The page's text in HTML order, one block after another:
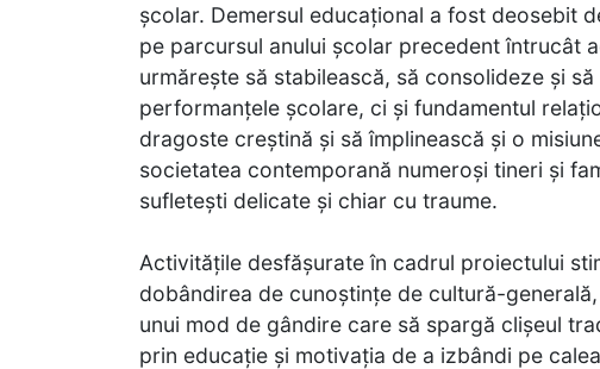
școlar. Demersul educațional a fost deosebit
pe parcursul anului școlar precedent întrucât
urmărește să stabilească, să consolideze și
performanțele școlare, ci și fundamentul
dragoste creștină și să împlinească și o
societatea contemporană numeroși tineri și
sufletești delicate și chiar cu traume.
Activitățile desfășurate în cadrul proiectului
dobândirea de cunoștințe de cultură-
unui mod de gândire care să spargă clișeul
prin educație și motivația de a izbândi pe